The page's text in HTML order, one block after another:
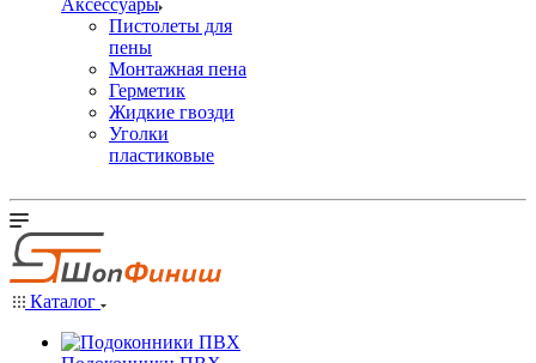
Аксессуары
Пистолеты для
пены
Монтажная пена
Герметик
Жидкие гвозди
Уголки
пластиковые
Каталог